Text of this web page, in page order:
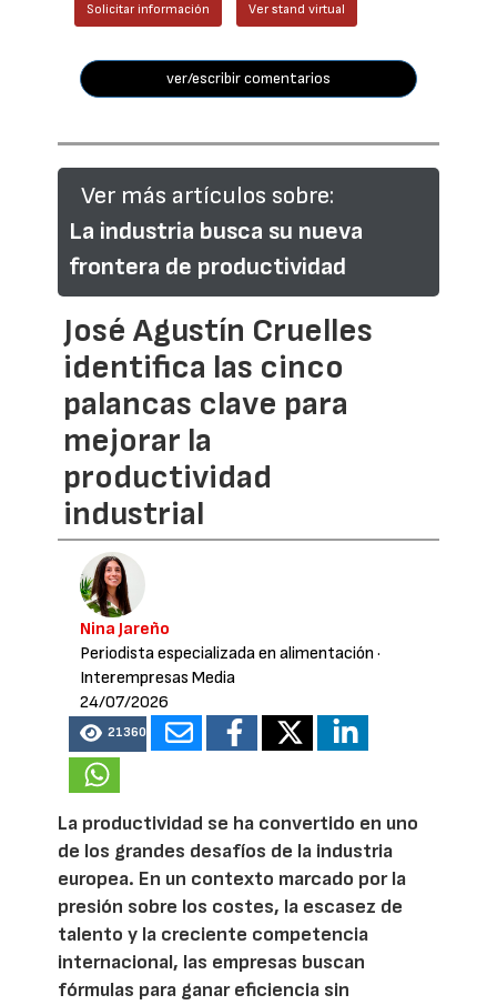
Solicitar información Ver stand virtual
ver/escribir comentarios
Ver más artículos sobre:
La industria busca su nueva
frontera de productividad
José Agustín Cruelles
identifica las cinco
palancas clave para
mejorar la
productividad
industrial
Nina Jareño
Periodista especializada en alimentación ·
Interempresas Media
24/07/2026
21360
La productividad se ha convertido en uno
de los grandes desafíos de la industria
europea. En un contexto marcado por la
presión sobre los costes, la escasez de
talento y la creciente competencia
internacional, las empresas buscan
fórmulas para ganar eficiencia sin